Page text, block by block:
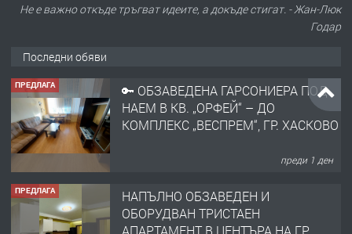
Не е важно откъде тръгват идеите, а докъде стигат. - Жан-Люк
Годар
Последни обяви
ПРЕДЛАГА
🔑 ОБЗАВЕДЕНА ГАРСОНИЕРА ПОД
преди 1 ден
ПРЕДЛАГА
НАПЪЛНО ОБЗАВЕДЕН И
ОБОРУДВАН ТРИСТАЕН
ПРЕДЛАГА Давам гараж под наем